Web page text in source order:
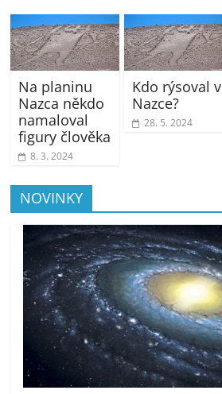
Na planinu
Nazca někdo
namaloval
figury člověka
8. 3. 2024
Kdo rýsoval v
Nazce?
28. 5. 2024
NOVINKY